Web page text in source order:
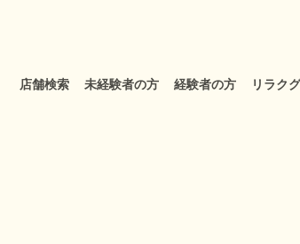
店舗検索 未経験者の方 経験者の方 リラク